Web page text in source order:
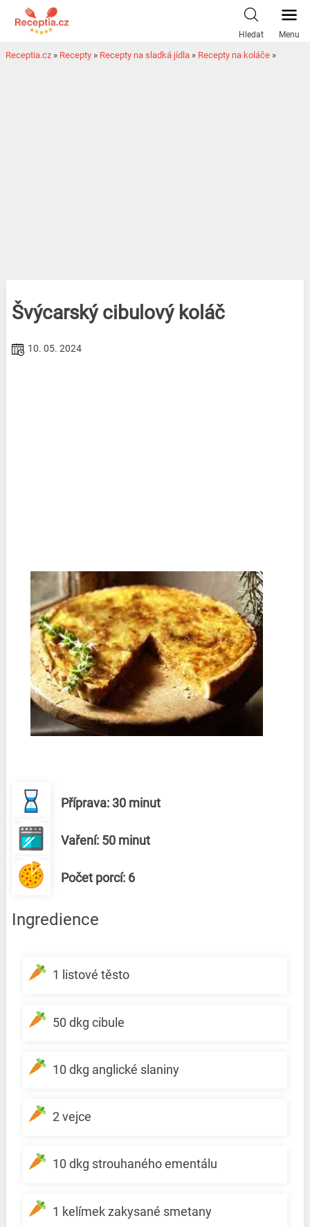
Hledat Menu
Receptia.cz » Recepty » Recepty na sladká jídla » Recepty na koláče »
Švýcarský cibulový koláč
10. 05. 2024
Příprava: 30 minut
Vaření: 50 minut
Počet porcí: 6
Ingredience
1 listové těsto
50 dkg cibule
10 dkg anglické slaniny
2 vejce
10 dkg strouhaného ementálu
1 kelímek zakysané smetany